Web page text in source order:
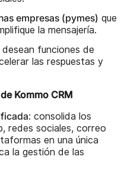
empresas (pymes) que
la mensajería.
desean funciones de
las respuestas y
Kommo CRM
: consolida los
redes sociales, correo
en una única
la gestión de las